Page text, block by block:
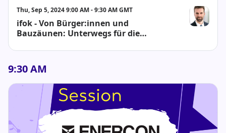
Thu, Sep 5, 2024 9:00 AM - 9:30 AM GMT
ifok - Von Bürger:innen und
Bauzäunen: Unterwegs für die
Dr. Arne
9:30 AM